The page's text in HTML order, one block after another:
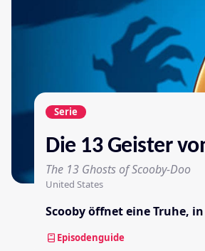
Serie
Die 13 Geister
The 13 Ghosts of Scooby-Doo
United States
Scooby öffnet eine Truhe,
Episodenguide